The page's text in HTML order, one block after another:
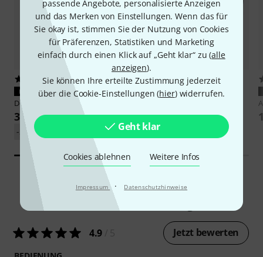
passende Angebote, personalisierte Anzeigen
und das Merken von Einstellungen. Wenn das für
Sie okay ist, stimmen Sie der Nutzung von Cookies
für Präferenzen, Statistiken und Marketing
einfach durch einen Klick auf „Geht klar“ zu (alle
anzeigen).
Sie können Ihre erteilte Zustimmung jederzeit
über die Cookie-Einstellungen (hier) widerrufen.
Geht klar
Cookies ablehnen Weitere Infos
Impressum · Datenschutzhinweise
19
PASST GARANTIERT
Decksaver RME Babyface Pro FS
34 €
-27%
333
PASST GARANTIERT
8,90 €
Kundenbewertungen
4.9 Jetzt bewerten